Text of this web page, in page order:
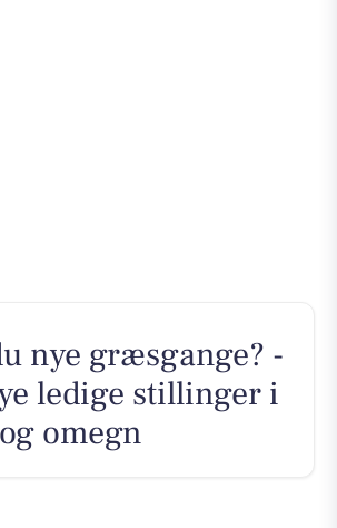
nye græsgange? -
ledige stillinger i
omegn